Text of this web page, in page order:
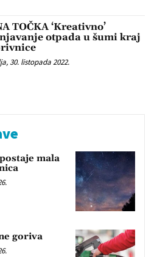
TOČKA ‘Kreativno’
otpada u šumi kraj
30. listopada 2022.
mala
goriva